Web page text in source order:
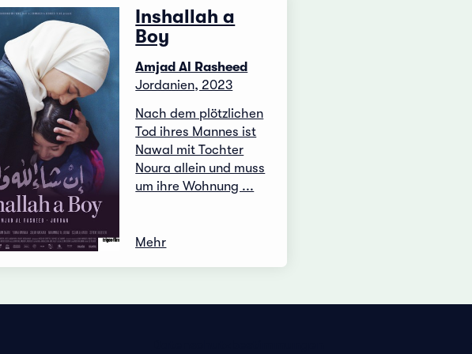
Inshallah a
Boy
Amjad Al Rasheed
Jordanien, 2023
Nach dem plötzlichen
Tod ihres Mannes ist
Nawal mit Tochter
Noura allein und muss
um ihre Wohnung ...
Mehr